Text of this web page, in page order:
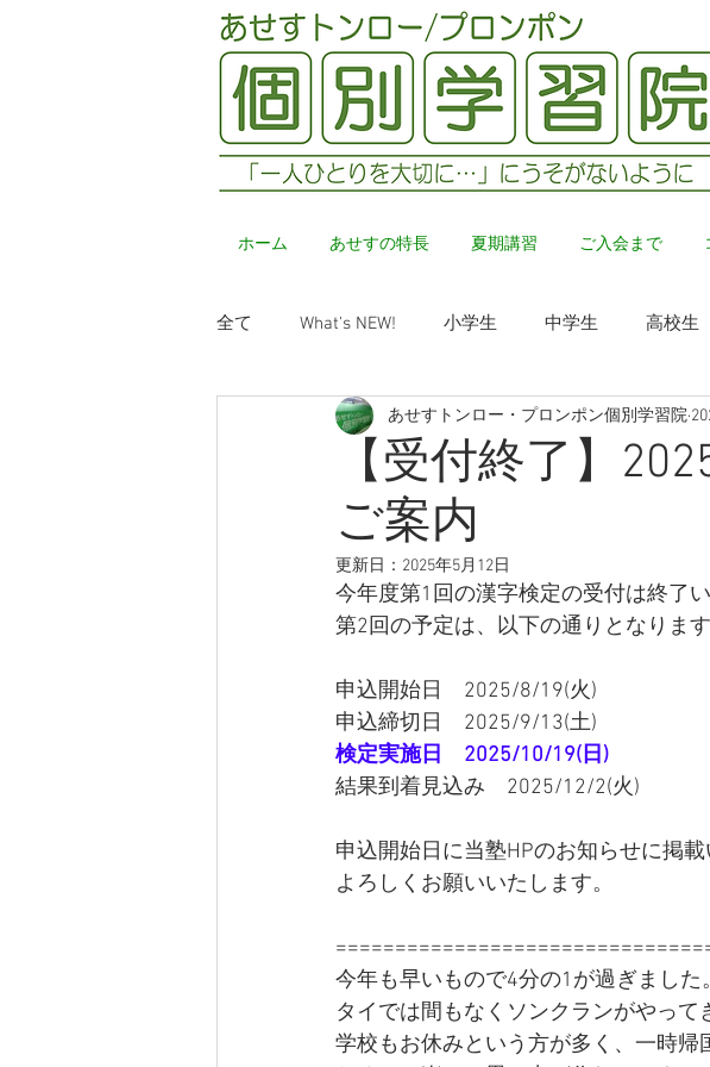
ホーム あせすの特長 夏期講習 ご入会まで
全て What's NEW! 小学生 中学生 高校生
【受付終了】
ご案内
あせすトンロー・プロンポン個別学習院
更新日： 2025年5月12日
今年度第1回の漢字検定の受付は終了い
第2回の予定は、以下の通りとなります
申込開始日　2025/8/19(火)
検定実施日　2025/10/19(日)
結果到着見込み　2025/12/2(火)
申込開始日に当塾HPのお知らせに掲載
よろしくお願いいたします。
今年も早いもので4分の1が過ぎました。
タイでは間もなくソンクランがやって
学校もお休みという方が多く、一時